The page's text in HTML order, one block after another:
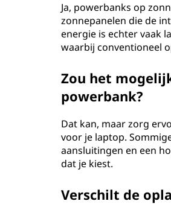
Ja, powerbanks op
zonnepanelen die de
energie is echter vaak
waarbij conventioneel
Zou het
powerbank?
Dat kan, maar zorg
voor je laptop.
aansluitingen en een
dat je kiest.
Verschilt de